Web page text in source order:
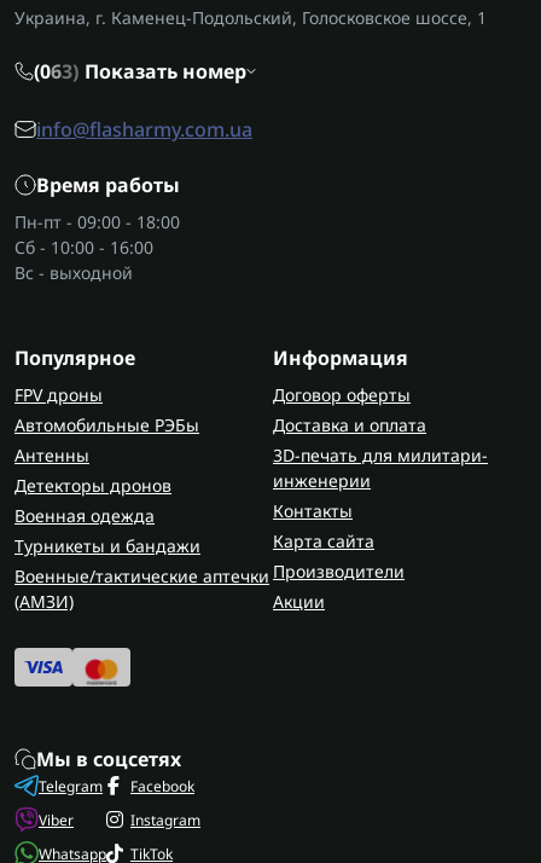
Украина, г. Каменец-Подольский, Голосковское шоссе, 1
(063) Показать номер
info@flasharmy.com.ua
Время работы
Пн-пт - 09:00 - 18:00
Сб - 10:00 - 16:00
Вс - выходной
Популярное
FPV дроны
Автомобильные РЭБы
Антенны
Детекторы дронов
Военная одежда
Турникеты и бандажи
Военные/тактические аптечки
(AMЗИ)
Информация
Договор оферты
Доставка и оплата
3D-печать для милитари-
инженерии
Контакты
Карта сайта
Производители
Акции
Мы в соцсетях
Telegram
Viber
Whatsapp
Facebook
Instagram
TikTok